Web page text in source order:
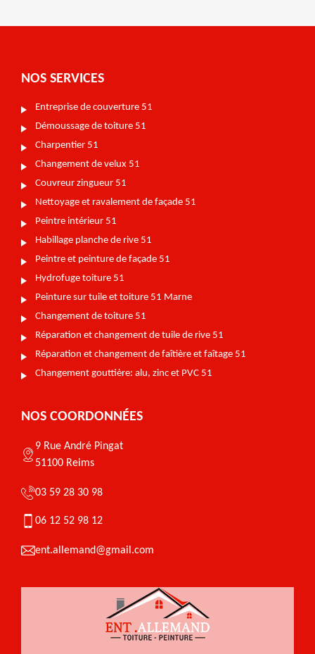
NOS SERVICES
Entreprise de couverture 51
Démoussage de toiture 51
Charpentier 51
Changement de velux 51
Couvreur zingueur 51
Nettoyage et ravalement de façade 51
Peintre intérieur 51
Habillage planche de rive 51
Peintre et peinture de façade 51
Hydrofuge toiture 51
Peinture sur tuile et toiture 51 Marne
Changement de toiture 51
Réparation et changement de tuile de rive 51
Réparation et changement de faîtière et faîtage 51
Changement gouttière: alu, zinc et PVC 51
NOS COORDONNÉES
9 Rue André Pingat
51100 Reims
03 59 28 30 98
06 12 52 98 12
ent.allemand@gmail.com